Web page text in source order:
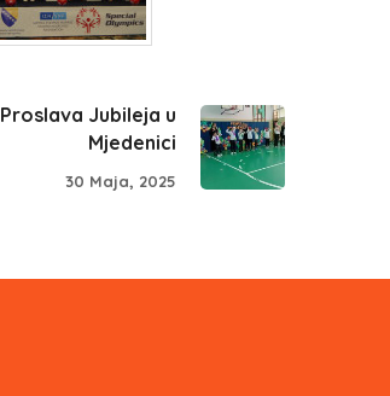
Proslava Jubileja u
Mjedenici
30 Maja, 2025